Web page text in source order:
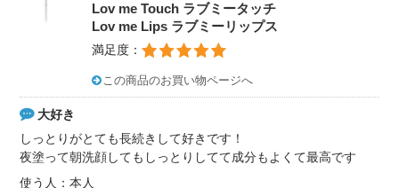
Lov me Touch ラブミータッチ
Lov me Lips ラブミーリップス
満足度：
この商品のお買い物ページへ
大好き
しっとりがとても長続きして好きです！
夜塗って朝洗顔してもしっとりしてて成分もよくて最高です
使う人：本人